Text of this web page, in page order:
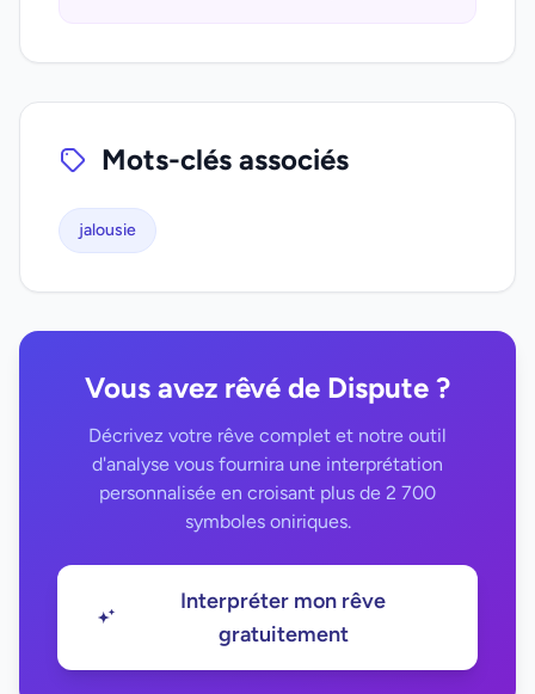
Mots-clés associés
jalousie
Vous avez rêvé de Dispute ?
Décrivez votre rêve complet et notre outil
d'analyse vous fournira une interprétation
personnalisée en croisant plus de 2 700
symboles oniriques.
Interpréter mon rêve
gratuitement